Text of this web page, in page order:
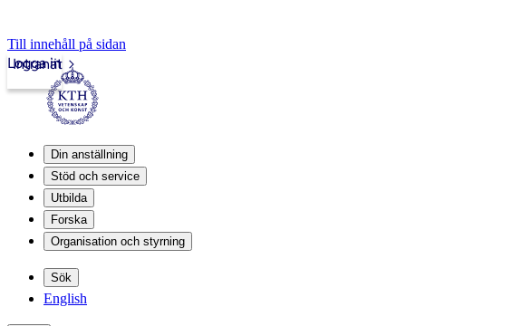
Till innehåll på sidan
Intranät
Logga in
Din anställning
Stöd och service
Utbilda
Forska
Organisation och styrning
Sök
English